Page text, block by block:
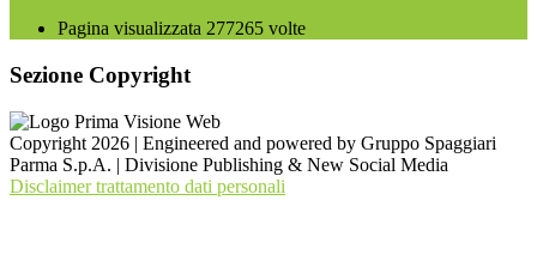
Pagina visualizzata 277265 volte
Sezione Copyright
Copyright 2026 | Engineered and powered by Gruppo Spaggiari
Parma S.p.A. | Divisione Publishing & New Social Media
Disclaimer trattamento dati personali